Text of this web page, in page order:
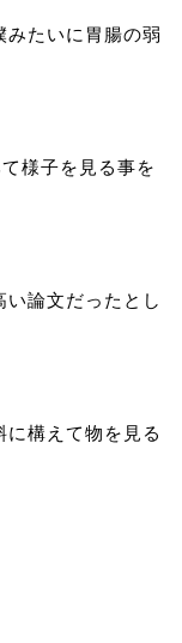
みたいに胃腸の弱
様子を見る事を
い論文だったとし
構えて物を見る